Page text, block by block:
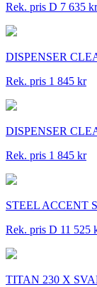
Rek. pris D 7 635 kr
DISPENSER
Rek. pris 1 845 kr
DISPENSER
Rek. pris 1 845 kr
STEEL ACCENT
Rek. pris D 11 525
TITAN 230 X